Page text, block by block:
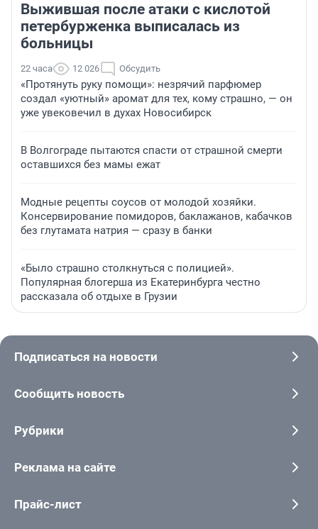
Выжившая после атаки с кислотой
петербурженка выписалась из
больницы
22 часа 12 026 Обсудить
«Протянуть руку помощи»: незрячий парфюмер
создал «уютный» аромат для тех, кому страшно, — он
уже увековечил в духах Новосибирск
В Волгограде пытаются спасти от страшной смерти
оставшихся без мамы ежат
Модные рецепты соусов от молодой хозяйки.
Консервирование помидоров, баклажанов, кабачков
без глутамата натрия — сразу в банки
«Было страшно столкнуться с полицией».
Популярная блогерша из Екатеринбурга честно
рассказала об отдыхе в Грузии
Подписаться на новости
Сообщить новость
Рубрики
Реклама на сайте
Прайс-лист